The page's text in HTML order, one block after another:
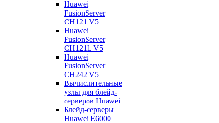
Huawei
FusionServer
CH121 V5
Huawei
FusionServer
CH121L V5
Huawei
FusionServer
CH242 V5
Вычислительные
узлы для блейд-
серверов Huawei
Блейд-серверы
Huawei E6000